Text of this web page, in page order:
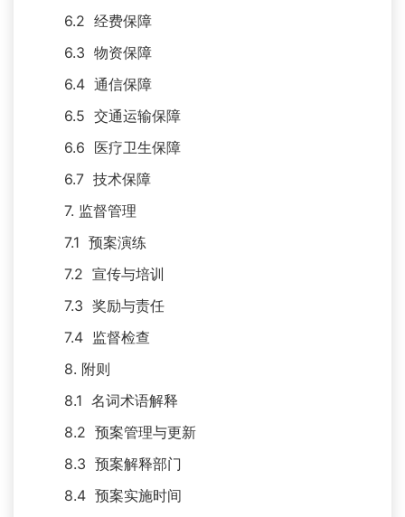
6.2 经费保障
6.3 物资保障
6.4 通信保障
6.5 交通运输保障
6.6 医疗卫生保障
6.7 技术保障
7. 监督管理
7.1 预案演练
7.2 宣传与培训
7.3 奖励与责任
7.4 监督检查
8. 附则
8.1 名词术语解释
8.2 预案管理与更新
8.3 预案解释部门
8.4 预案实施时间